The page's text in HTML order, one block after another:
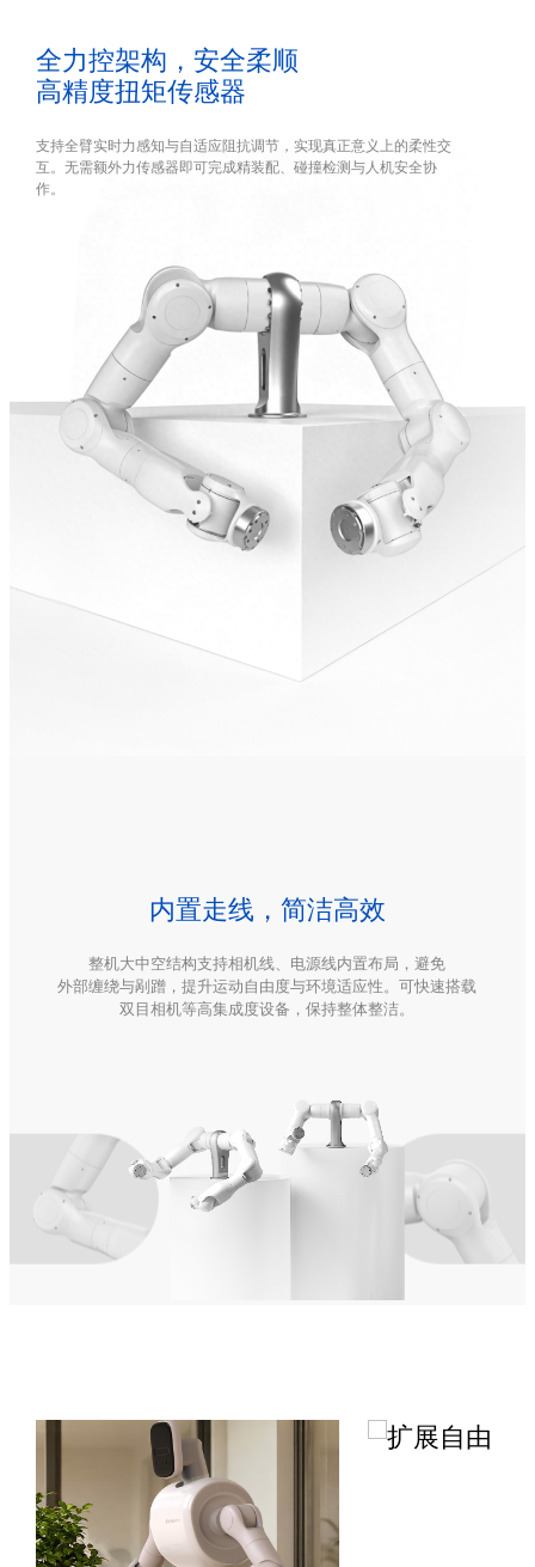
全力控架构，安全柔顺
高精度扭矩传感器
支持全臂实时力感知与自适应阻抗调节，实现真正意义上的柔性交
互。无需额外力传感器即可完成精装配、碰撞检测与人机安全协
作。
内置走线，简洁高效
整机大中空结构支持相机线、电源线内置布局，避免
外部缠绕与剐蹭，提升运动自由度与环境适应性。可快速搭载
双目相机等高集成度设备，保持整体整洁。